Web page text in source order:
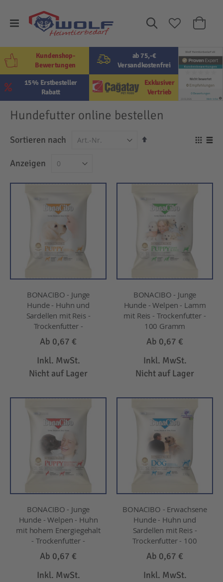
Suche
Mein
ab 75,-€
Versandkostenfrei
Exklusiver
Vertrieb
15% Erstbesteller
Rabatt
Kundenshop-
Bewertungen
Hundefutter online bestellen
Sortieren nach
In
Anzeigen
BONACIBO - Junge
Hunde - Huhn und
Sardellen mit Reis -
Trockenfutter -
Ab 0,67 €
Inkl. MwSt.
Nicht auf Lager
BONACIBO - Junge
Hunde - Welpen - Lamm
mit Reis - Trockenfutter -
100 Gramm
Ab 0,67 €
Inkl. MwSt.
Nicht auf Lager
BONACIBO - Junge
Hunde - Welpen - Huhn
mit hohem Energiegehalt
- Trockenfutter -
Ab 0,67 €
Inkl. MwSt.
BONACIBO - Erwachsene
Hunde - Huhn und
Sardellen mit Reis -
Trockenfutter - 100
Ab 0,67 €
Inkl. MwSt.